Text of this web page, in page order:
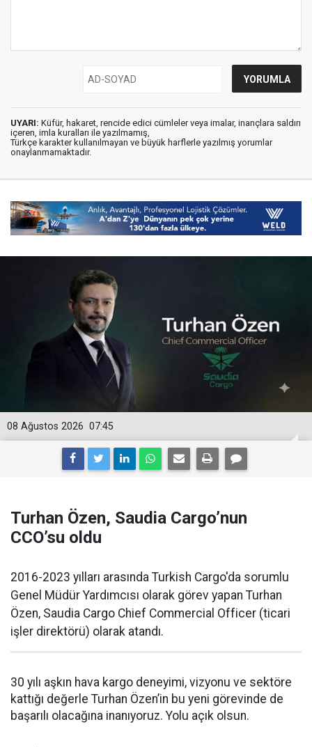
UYARI: Küfür, hakaret, rencide edici cümleler veya imalar, inançlara saldırı
içeren, imla kuralları ile yazılmamış,
Türkçe karakter kullanılmayan ve büyük harflerle yazılmış yorumlar
onaylanmamaktadır.
07:45
08 Ağustos 2026
Turhan Özen, Saudia Cargo’nun
CCO’su oldu
2016-2023 yılları arasında Turkish Cargo'da sorumlu
Genel Müdür Yardımcısı olarak görev yapan Turhan
Özen, Saudia Cargo Chief Commercial Officer (ticari
işler direktörü) olarak atandı.
30 yılı aşkın hava kargo deneyimi, vizyonu ve sektöre
kattığı değerle Turhan Özen’in bu yeni görevinde de
başarılı olacağına inanıyoruz. Yolu açık olsun.